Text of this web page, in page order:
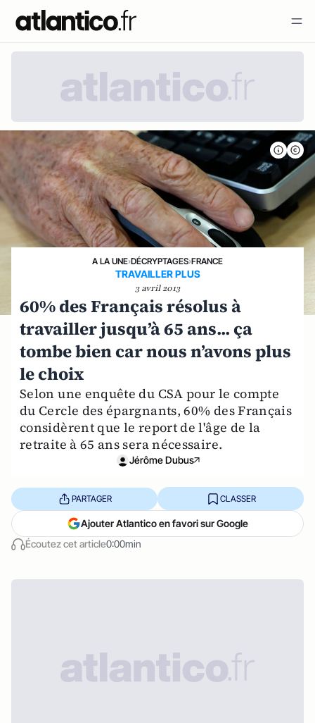
A LA UNE›DÉCRYPTAGES›FRANCE
TRAVAILLER PLUS
3 avril 2013
60% des Français résolus à
travailler jusqu’à 65 ans... ça
tombe bien car nous n’avons plus
le choix
Selon une enquête du CSA pour le compte
du Cercle des épargnants, 60% des Français
considèrent que le report de l'âge de la
retraite à 65 ans sera nécessaire.
Jérôme Dubus
Écoutez cet article0:00min
PARTAGER CLASSER
Ajouter Atlantico en favori sur Google